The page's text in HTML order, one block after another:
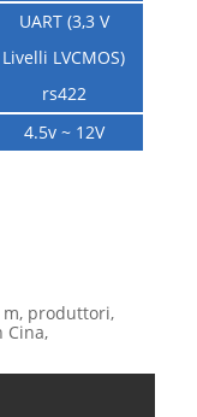
UART (3,3 V
Livelli LVCMOS)
rs422
4.5v ~ 12V
m, produttori,
Cina,